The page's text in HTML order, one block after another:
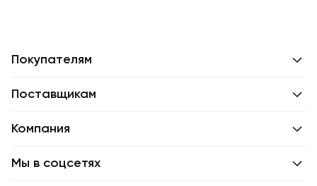
Покупателям
Поставщикам
Компания
Мы в соцсетях